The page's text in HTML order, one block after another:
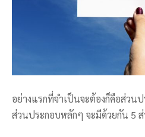
อย่างแรกที่จำเป็นจะต้องก็คือส่วน
ส่วนประกอบหลักๆ จะมีด้วยกัน 5